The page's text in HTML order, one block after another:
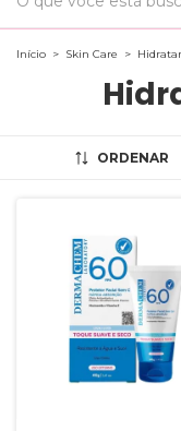
Início > Skin Care >
ORDENAR